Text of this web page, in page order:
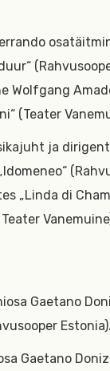
Wolfgang
(Teater
ja dirigent
„Linda di
Gaetano
Estonia).
Gaetano